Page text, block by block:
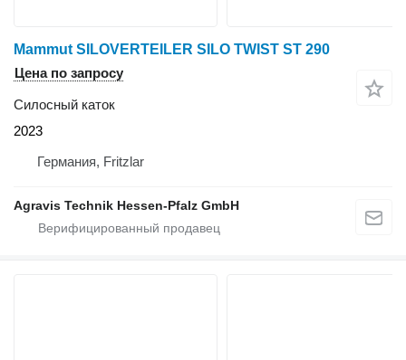
Mammut SILOVERTEILER SILO TWIST ST 290
Цена по запросу
Силосный каток
2023
Германия, Fritzlar
Agravis Technik Hessen-Pfalz GmbH